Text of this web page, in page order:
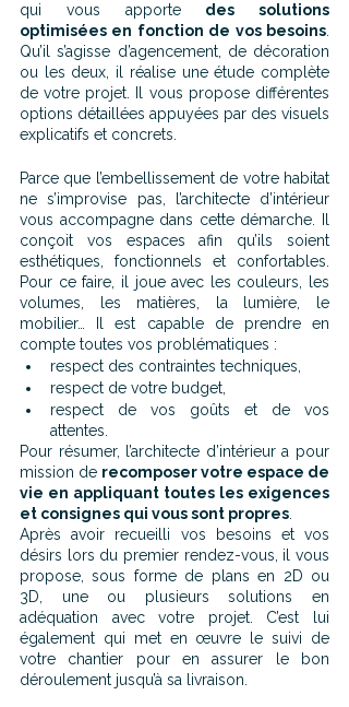
qui vous apporte des solutions
optimisées en fonction de vos besoins
Qu’il s’agisse d’agencement, de décoration
ou les deux, il réalise une étude complète
de votre projet. Il vous propose différentes
options détaillées appuyées par des visuels
explicatifs et concrets.
Parce que l’embellissement de votre habitat
ne s’improvise pas, l’architecte d’intérieur
vous accompagne dans cette démarche. Il
conçoit vos espaces afin qu’ils soient
esthétiques, fonctionnels et confortables.
Pour ce faire, il joue avec les couleurs, les
volumes, les matières, la lumière, le
mobilier… Il est capable de prendre en
compte toutes vos problématiques :
respect des contraintes techniques,
respect de votre budget,
respect de vos goûts et de vos
attentes.
Pour résumer, l’architecte d’intérieur a pour
mission de recomposer votre espace de
vie en appliquant toutes les exigences
et consignes qui vous sont propres
Après avoir recueilli vos besoins et vos
désirs lors du premier rendez-vous, il vous
propose, sous forme de plans en 2D ou
3D, une ou plusieurs solutions en
adéquation avec votre projet. C’est lui
également qui met en œuvre le suivi de
votre chantier pour en assurer le bon
déroulement jusqu’à sa livraison.